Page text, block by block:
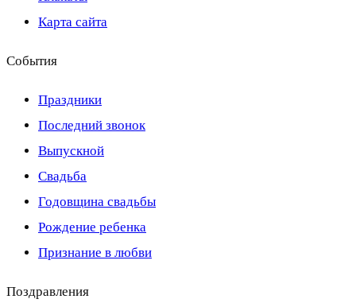
Карта сайта
События
Праздники
Последний звонок
Выпускной
Свадьба
Годовщина свадьбы
Рождение ребенка
Признание в любви
Поздравления